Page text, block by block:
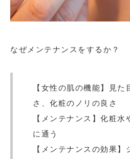
なぜメンテナンスをするか？
【女性の肌の機能】見た
さ、化粧のノリの良さ
【メンテナンス】化粧
に通う
【メンテナンスの効果